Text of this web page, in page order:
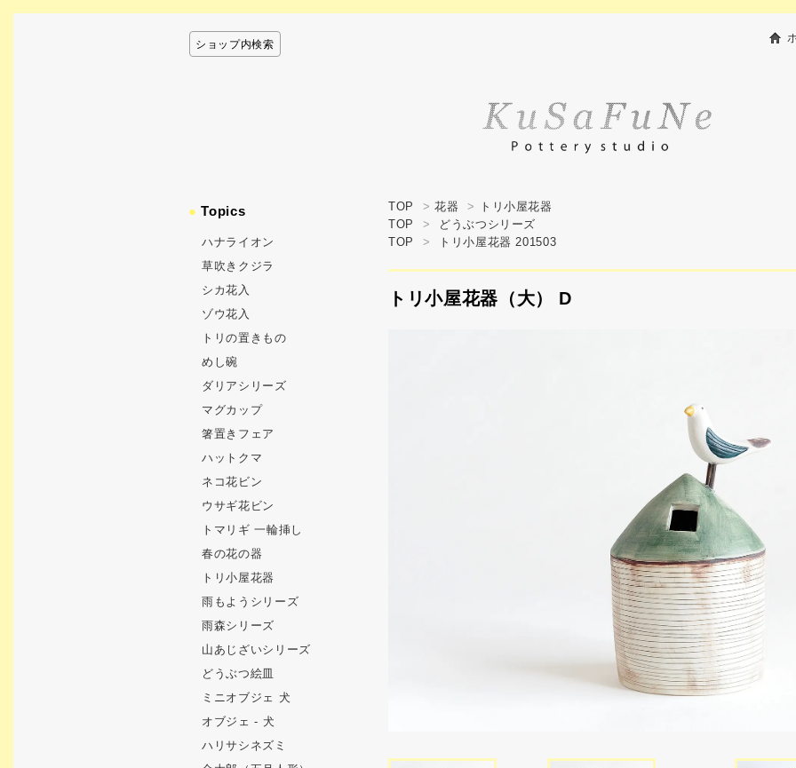
ショップ内検索
TOP > 花器 >
トリ小屋花器
TOP
>
どうぶつシリーズ
TOP
> トリ小屋花器 201503
トリ小屋花器（大） D
●Topics
ハナライオン
草吹きクジラ
シカ花入
ゾウ花入
トリの置きもの
めし碗
ダリアシリーズ
マグカップ
箸置きフェア
ハットクマ
ネコ花ビン
ウサギ花ビン
トマリギ 一輪挿し
春の花の器
トリ小屋花器
雨もようシリーズ
雨森シリーズ
山あじざいシリーズ
どうぶつ絵皿
ミニオブジェ 犬
オブジェ - 犬
ハリサシネズミ